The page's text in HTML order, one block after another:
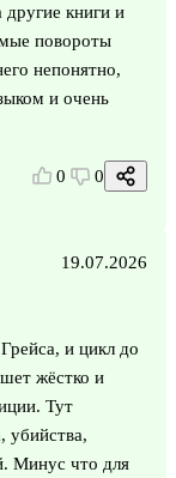
другие книги и
повороты
непонятно,
и очень
0 0
19.07.2026
и цикл до
жёстко и
Тут
убийства,
Минус что для